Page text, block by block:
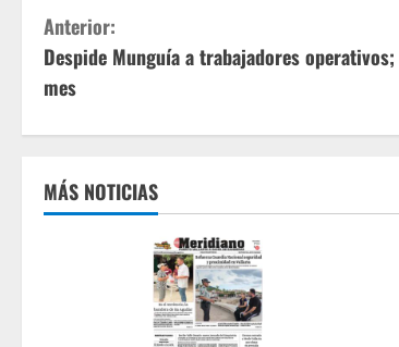
S
i
g
e
Anterior:
Despide Munguía a trabajadores
mes
MÁS NOTICIAS